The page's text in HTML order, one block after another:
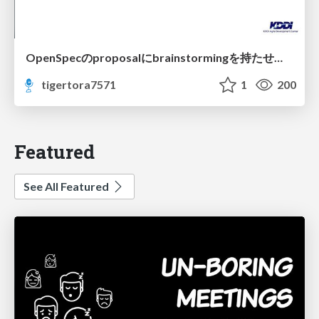
OpenSpecのproposalにbrainstormingを持たせてみた
tigertora7571
1 200
Featured
See All Featured